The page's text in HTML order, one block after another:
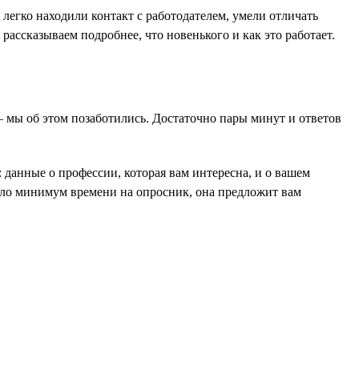
находили контакт с работодателем, умели отличать
подробнее, что новенького и как это работает.
мы об этом позаботились. Достаточно пары минут и ответов
о профессии, которая вам интересна, и о вашем
минимум времени на опросник, она предложит вам